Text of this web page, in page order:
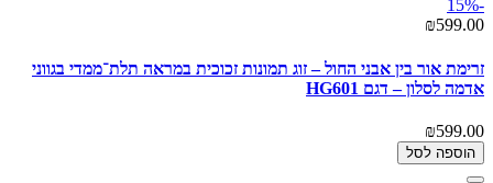
-15%
₪599.00
זרימת אור בין אבני החול – זוג תמונות זכוכית במראה תלת־ממדי בגווני
אדמה לסלון – דגם HG601
₪599.00
הוספה לסל